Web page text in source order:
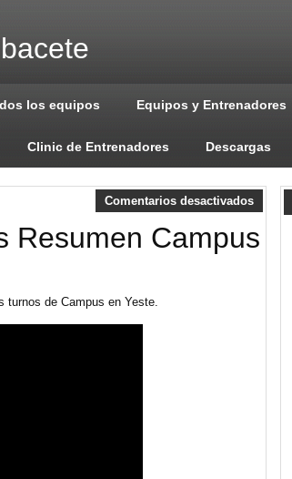
los equipos Equipos y Entrenadores
Clinic de Entrenadores Descargas
Comentarios desactivados
Resumen Campus
turnos de Campus en Yeste.